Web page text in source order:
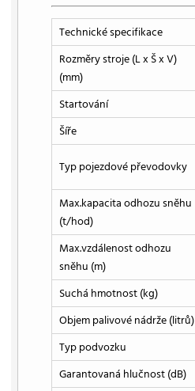
Technické specifikace
Rozměry stroje (L x Š x V)
(mm)
Startování
Šíře
Typ pojezdové převodovky
Max.kapacita odhozu sněhu
(t/hod)
Max.vzdálenost odhozu
sněhu (m)
Suchá hmotnost (kg)
Objem palivové nádrže (litrů)
Typ podvozku
Garantovaná hlučnost (dB)